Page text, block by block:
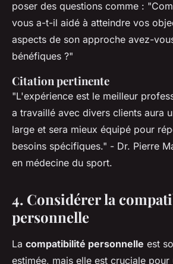
poser des questions comme :
vous a-t-il aidé à atteindre vos
aspects de son approche avez-
bénéfiques ?"
Citation pertinente
"L'expérience est le meilleur
a travaillé avec divers clients aura
large et sera mieux équipé pour
besoins spécifiques." - Dr. Pierre
en médecine du sport.
4. Considérer la
personnelle
La compatibilité personnelle est
estimée, mais elle est cruciale pour